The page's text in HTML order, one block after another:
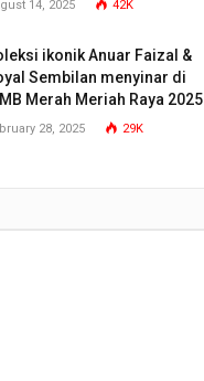
14, 2025 42K
ikonik Anuar Faizal &
Sembilan menyinar di
Merah Meriah Raya 2025
28, 2025 29K